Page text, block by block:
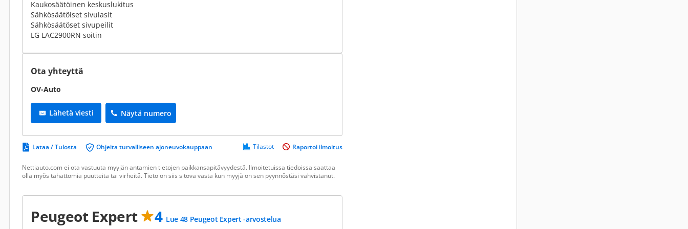
Kaukosäätöinen keskuslukitus
Sähkösäätöiset sivulasit
Sähkösäätöset sivupeilit
LG LAC2900RN soitin
Ota yhteyttä
OV-Auto
Lähetä viesti Näytä numero
Lataa / Tulosta Ohjeita turvalliseen ajoneuvokauppaan Tilastot Raportoi ilmoitus
Nettiauto.com ei ota vastuuta myyjän antamien tietojen paikkansapitävyydestä. Ilmoitetuissa tiedoissa saattaa
olla myös tahattomia puutteita tai virheitä. Tieto on siis sitova vasta kun myyjä on sen pyynnöstäsi vahvistanut.
Peugeot Expert 4 Lue 48 Peugeot Expert -arvostelua